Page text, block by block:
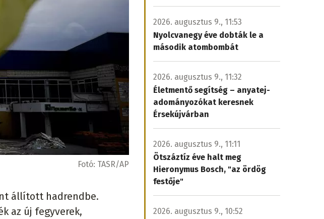
Fotó: TASR/AP
állított hadrendbe.
az új fegyverek,
2026. augusztus 9., 11:53
Nyolcvanegy éve dobták le a
második atombombát
2026. augusztus 9., 11:32
Életmentő segítség – anyatej-
adományozókat keresnek
Érsekújvárban
2026. augusztus 9., 11:11
Ötszáztíz éve halt meg
Hieronymus Bosch, "az ördög
festője"
2026. augusztus 9., 10:52